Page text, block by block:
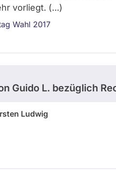
vorliegt. (...)
Wahl 2017
Guido L. bezüglich
Ludwig